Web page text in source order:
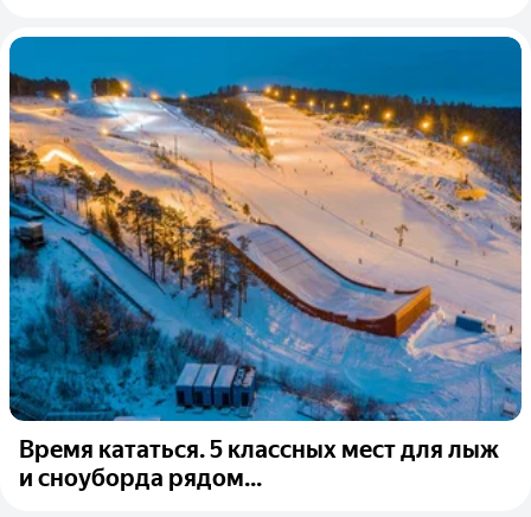
Время кататься. 5 классных мест для лыж
и сноуборда рядом...